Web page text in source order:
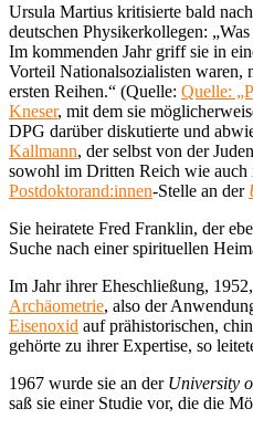
Ursula Martius kritisierte bald
deutschen Physikerkollegen:
Im kommenden Jahr griff sie in
Vorteil Nationalsozialisten waren,
ersten Reihen.“ (Quelle: Quelle:
Kneser, mit dem sie
DPG darüber diskutierte und
Kallmann, der selbst von der
sowohl im Dritten Reich wie auch
Postdoktorand:innen-Stelle an der
Sie heiratete Fred Franklin, der
Suche nach einer spirituellen
Im Jahr ihrer Eheschließung,
Archäometrie, also der
Eisenoxid auf prähistorischen,
gehörte zu ihrer Expertise, so
1967 wurde sie an der University
saß sie einer Studie vor, die die